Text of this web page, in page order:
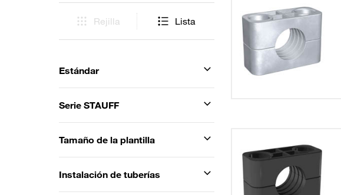
Rejilla Lista
Estándar
Serie STAUFF
Tamaño de la plantilla
Instalación de tuberías